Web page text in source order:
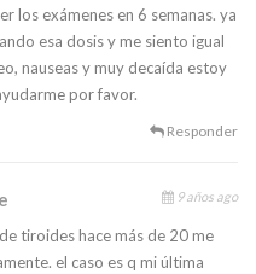
los exámenes en 6 semanas. ya
esa dosis y me siento igual
nauseas y muy decaída estoy
por favor.
Responder
9 años ago
tiroides hace más de 20 me
el caso es q mi última